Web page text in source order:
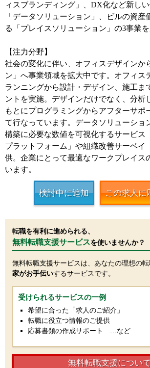
ィスブランディング」、DX化など新し
「データソリューション」、ビルの資産
る「プレイスソリューション」の3事業を
【注力分野】
社会の変化に伴い、オフィスデザインか
ン」へ事業領域を拡大中です。オフィス
ランニングから設計・デザイン、施工ま
ントを実施。デザインだけでなく、分析
もとにプログラミングからアフターサポ
て行なっています。データソリューショ
構築に必要な数値を可視化するサービス
プラットフォーム」や組織改善サーベイ
供。企業にとって最適なワークプレイス
います。
検討中に追加 この求人に
転職を有利に進められる、
無料転職支援サービスを使いませんか？
無料転職支援サービスは、あなたの理想の転
家がお手伝いするサービスです。
受けられるサービスの一例
希望に合った「求人のご紹介」
転職に役立つ情報のご提供
応募書類の作成サポート …など
無料転職支援について